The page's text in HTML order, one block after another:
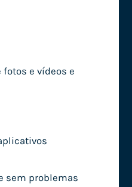
e vídeos e
sem problemas